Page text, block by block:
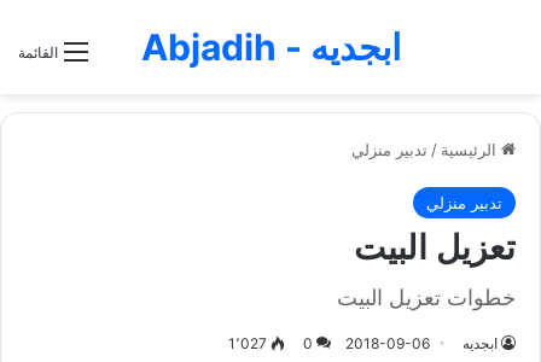
القائمة ابجديه - Abjadih
الرئيسية / تدبير منزلي
تدبير منزلي
تعزيل البيت
خطوات تعزيل البيت
ابجديه 2018-09-06
0 1٬027